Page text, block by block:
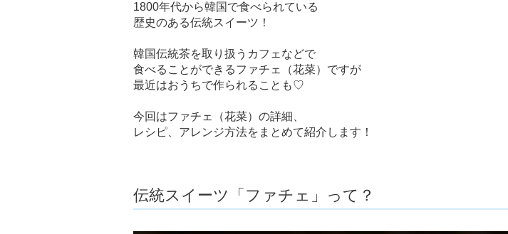
1800年代から韓国で食べられている
歴史のある伝統スイーツ！
韓国伝統茶を取り扱うカフェなどで
食べることができるファチェ（花菜）ですが
最近はおうちで作られることも♡
今回はファチェ（花菜）の詳細、
レシピ、アレンジ方法をまとめて紹介します！
伝統スイーツ「ファチェ」って？